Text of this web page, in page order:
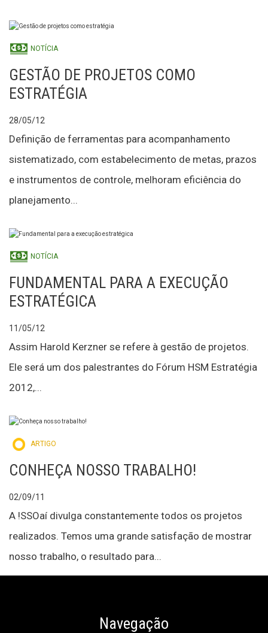
NOTÍCIA
GESTÃO DE PROJETOS COMO
ESTRATÉGIA
28/05/12
Definição de ferramentas para acompanhamento
sistematizado, com estabelecimento de metas, prazos
e instrumentos de controle, melhoram eficiência do
planejamento...
NOTÍCIA
FUNDAMENTAL PARA A EXECUÇÃO
ESTRATÉGICA
11/05/12
Assim Harold Kerzner se refere à gestão de projetos.
Ele será um dos palestrantes do Fórum HSM Estratégia
2012,...
ARTIGO
CONHEÇA NOSSO TRABALHO!
02/09/11
A !SSOaí divulga constantemente todos os projetos
realizados. Temos uma grande satisfação de mostrar
nosso trabalho, o resultado para...
Navegação